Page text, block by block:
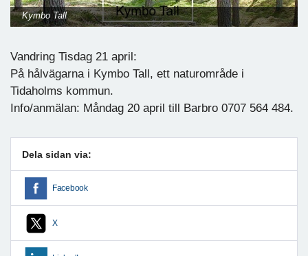
Kymbo Tall
Vandring Tisdag 21 april:
På hålvägarna i Kymbo Tall, ett naturområde i
Tidaholms kommun.
Info/anmälan: Måndag 20 april till Barbro 0707 564 484.
Dela sidan via:
Facebook
X